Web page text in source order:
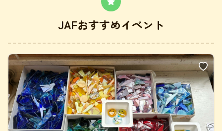
JAFおすすめイベント